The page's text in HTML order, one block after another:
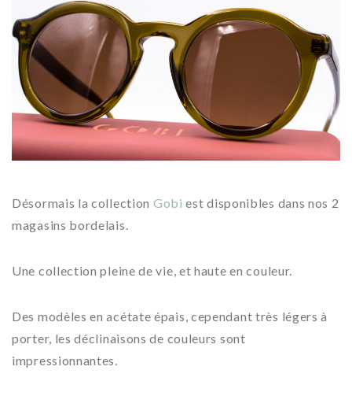
Désormais la collection Gobi est disponibles dans nos 2
magasins bordelais.
Une collection pleine de vie, et haute en couleur.
Des modèles en acétate épais, cependant très légers à
porter, les déclinaisons de couleurs sont
impressionnantes.